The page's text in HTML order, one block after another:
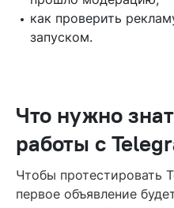
Как написать рекламное
в 160 символов
Модерация
Как оценить результат
Чек-лист проверки
как проверить
запуском.
Что нужно
работы с
Чтобы протестировать
первое объявление